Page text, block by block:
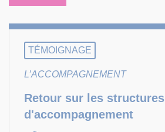
TÉMOIGNAGE
L’ACCOMPAGNEMENT
Retour sur les structures
d'accompagnement